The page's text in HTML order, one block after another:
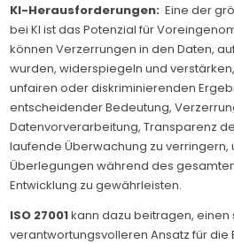
KI-Herausforderungen: Eine der
bei KI ist das Potenzial für
können Verzerrungen in den Daten,
wurden, widerspiegeln und
unfairen oder diskriminierenden
entscheidender Bedeutung,
Datenvorverarbeitung, Transparenz
laufende Überwachung zu verringern,
Überlegungen während des
Entwicklung zu gewährleisten.
ISO 27001kann dazu beitragen, einen
verantwortungsvolleren Ansatz für die